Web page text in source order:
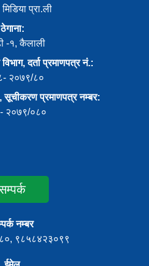
प्रा.ली
ठेगाना:
-१, कैलाली
दर्ता प्रमाणपत्र नं.:
२०७९/८०
प्रमाणपत्र नम्बर:
२०७९/०८०
नम्बर
९८५८४२३०९९